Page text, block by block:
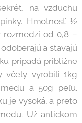
na vzduchu
Hmotnosť ½
rozmedzí od 0,8 –
a stavajú
pripadá približne
včely vyrobili 1kg
a 50g peľu.
je vysoká, a preto
Už antickom